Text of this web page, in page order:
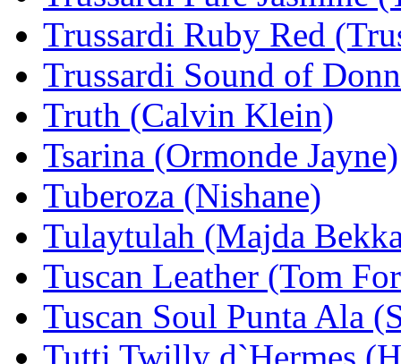
Trussardi Ruby Red
Trussardi Sound of
Truth (Calvin Klein)
Tsarina (Ormonde Jayne)
Tuberoza (Nishane)
Tulaytulah (Majda
Tuscan Leather (Tom
Tuscan Soul Punta Ala
Tutti Twilly d`Hermes